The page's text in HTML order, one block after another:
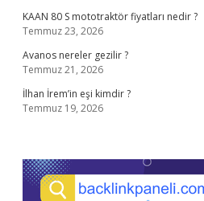
KAAN 80 S mototraktör fiyatları nedir ?
Temmuz 23, 2026
Avanos nereler gezilir ?
Temmuz 21, 2026
İlhan İrem’in eşi kimdir ?
Temmuz 19, 2026